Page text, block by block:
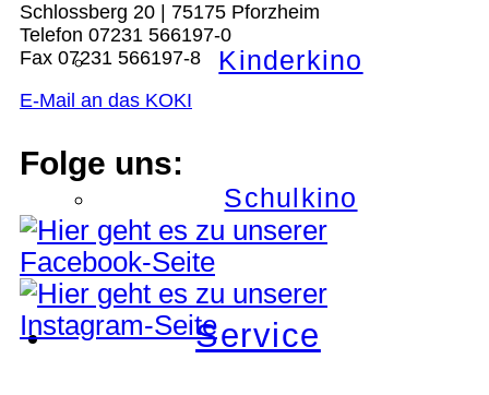
Kinderkino
Schulkino
Service
Schlossberg 20 | 75175 Pforzheim
Telefon 07231 566197-0
Fax 07231 566197-8
E-Mail an das KOKI
Folge uns: